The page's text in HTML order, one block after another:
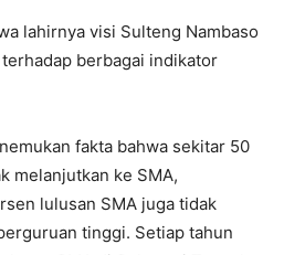
lahirnya visi Sulteng Nambaso
berbagai indikator
fakta bahwa sekitar 50
melanjutkan ke SMA,
lulusan SMA juga tidak
tinggi. Setiap tahun